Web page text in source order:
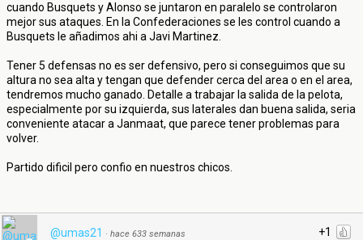
cuando Busquets y Alonso se juntaron en paralelo se controlaron
mejor sus ataques. En la Confederaciones se les control cuando a
Busquets le añadimos ahi a Javi Martinez.
Tener 5 defensas no es ser defensivo, pero si conseguimos que su
altura no sea alta y tengan que defender cerca del area o en el area,
tendremos mucho ganado. Detalle a trabajar la salida de la pelota,
especialmente por su izquierda, sus laterales dan buena salida, seria
conveniente atacar a Janmaat, que parece tener problemas para
volver.
Partido dificil pero confio en nuestros chicos.
+1
@umas21 · hace 633 semanas